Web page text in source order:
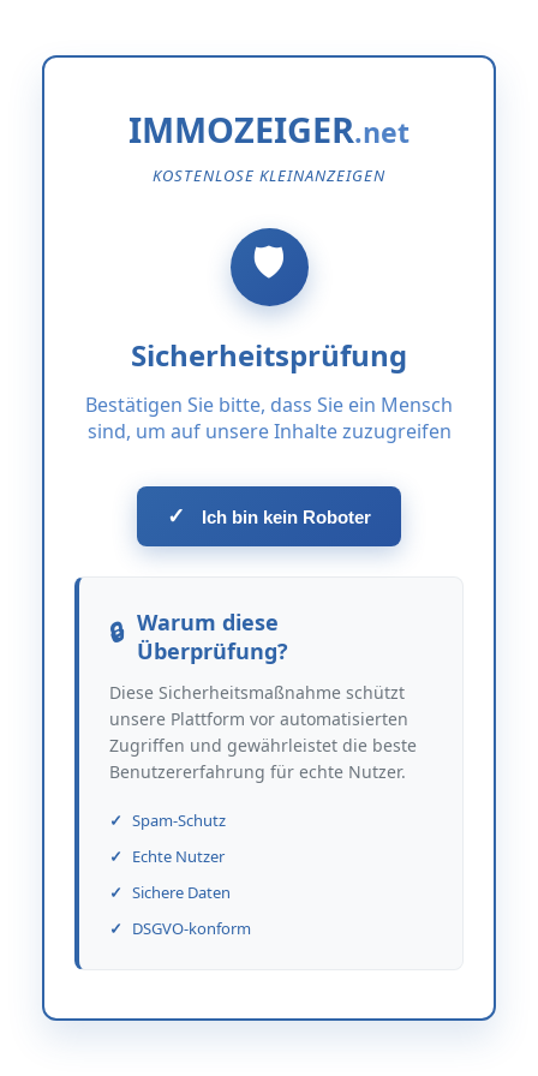
IMMOZEIGER
KOSTENLOSE KLEINANZEIGEN
Sicherheitsprüfung
Bestätigen Sie bitte, dass Sie ein Mensch
sind, um auf unsere Inhalte zuzugreifen
✓ Ich bin kein Roboter
Warum diese
Überprüfung?
Diese Sicherheitsmaßnahme schützt
unsere Plattform vor automatisierten
Zugriffen und gewährleistet die beste
Benutzererfahrung für echte Nutzer.
Spam-Schutz
Echte Nutzer
Sichere Daten
DSGVO-konform